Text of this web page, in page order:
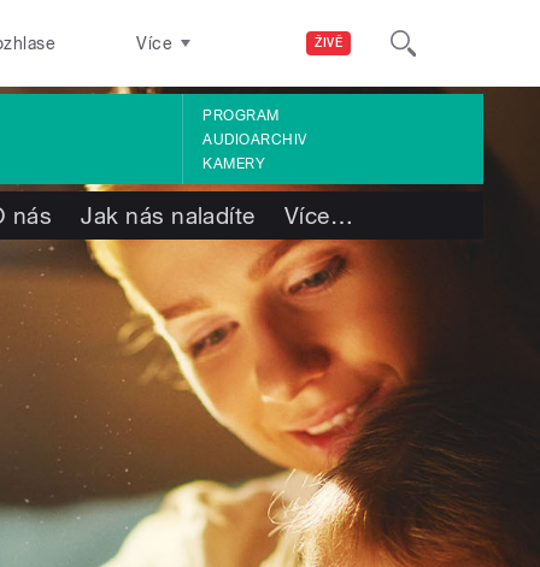
ŽIVĚ
Více
PROGRAM
AUDIOARCHIV
KAMERY
nás Jak nás naladíte Více…